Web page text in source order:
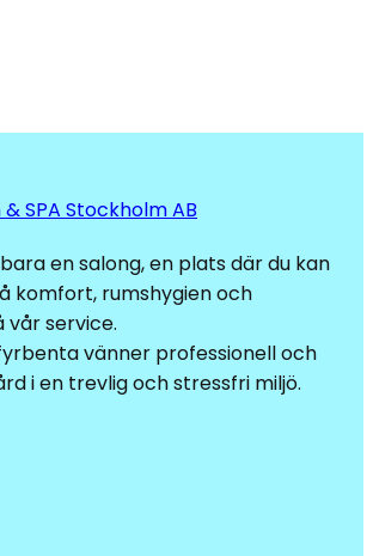
en salong, en plats där du kan
komfort, rumshygien och
vår service.
vänner professionell och
i en trevlig och stressfri miljö.